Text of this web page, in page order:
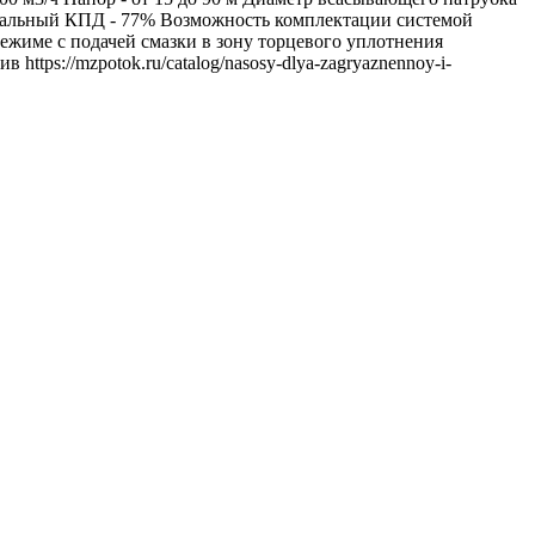
КПД - 77% Возможность комплектации системой
с подачей смазки в зону торцевого уплотнения
https://mzpotok.ru/catalog/nasosy-dlya-zagryaznennoy-i-